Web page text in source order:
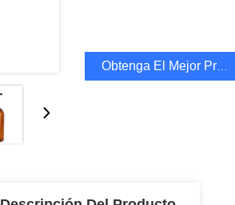
Obtenga El Mejor Precio